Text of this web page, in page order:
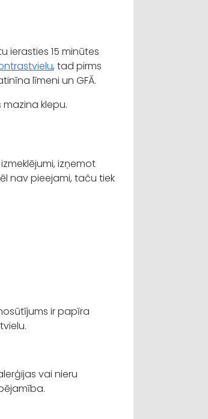
ierasties 15 minūtes
, tad pirms
līmeni un GFĀ.
klepu.
izņemot
nav pieejami, taču tiek
ir papīra
vai nieru